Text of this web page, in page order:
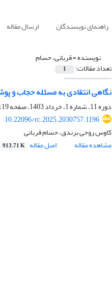
راهنمای نویسندگان ارسال مقاله
نویسنده =قربانی، حسام
تعداد مقالات: 1
نگاهی انتقادی به مسئله حجاب و
دوره 11، شماره 1، خرداد 1403، صفحه
140
10.22096/rc.2025.2030757.1196
کاوس روحی برندق، حسام قربانی
مشاهده مقاله
اصل مقاله 913.71 K